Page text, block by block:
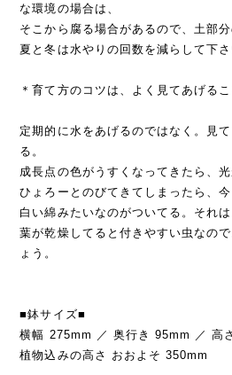
な環境の場合は、
そこから腐る場合があるので、土部
夏と冬は水やりの回数を減らして下
＊育て方のコツは、よく見てあげるこ
定期的に水をあげるのではなく。見
る。
成長点の色がうすくなってきたら、
ひょろーとのびてきてしまったら、今
白い綿みたいなのがついてる。それは
葉が乾燥してると付きやすい虫なの
ょう。
■鉢サイズ■
横幅 275mm ／ 奥行き 95mm ／ 高
植物込みの高さ おおよそ 350mm